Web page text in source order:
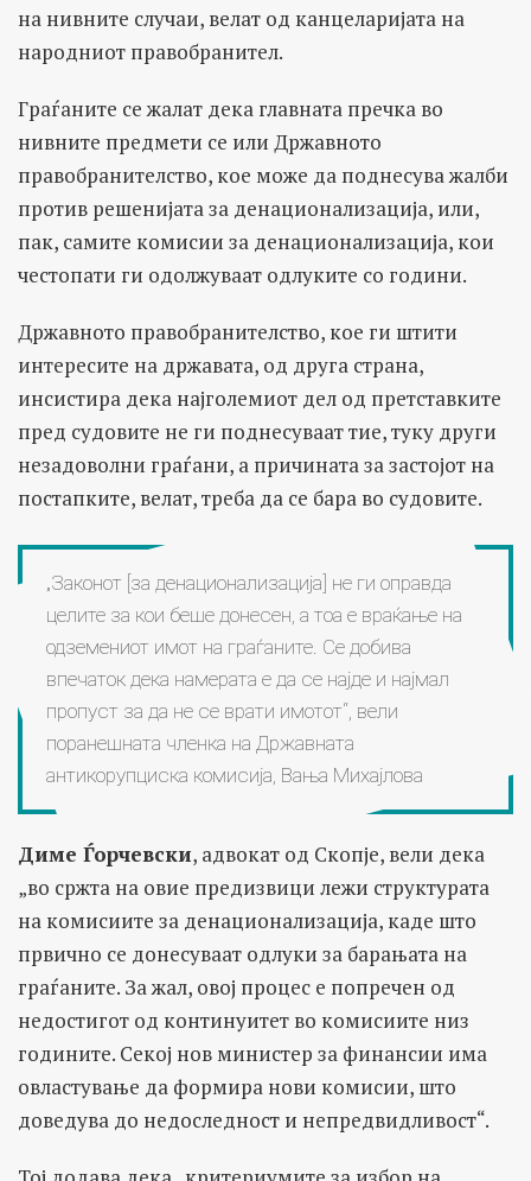
на нивните случаи, велат од канцеларијата на
народниот правобранител.
Граѓаните се жалат дека главната пречка во
нивните предмети се или Државното
правобранителство, кое може да поднесува жалби
против решенијата за денационализација, или,
пак, самите комисии за денационализација, кои
честопати ги одолжуваат одлуките со години.
Државното правобранителство, кое ги штити
интересите на државата, од друга страна,
инсистира дека најголемиот дел од претставките
пред судовите не ги поднесуваат тие, туку други
незадоволни граѓани, а причината за застојот на
постапките, велат, треба да се бара во судовите.
„Законот [за денационализација] не ги оправда
целите за кои беше донесен, а тоа е враќање на
одземениот имот на граѓаните. Се добива
впечаток дека намерата е да се најде и најмал
пропуст за да не се врати имотот“, вели
поранешната членка на Државната
антикорупциска комисија, Вања Михајлова
Диме Ѓорчевски, адвокат од Скопје, вели дека
„во сржта на овие предизвици лежи структурата
на комисиите за денационализација, каде што
првично се донесуваат одлуки за барањата на
граѓаните. За жал, овој процес е попречен од
недостигот од континуитет во комисиите низ
годините. Секој нов министер за финансии има
овластување да формира нови комисии, што
доведува до недоследност и непредвидливост“.